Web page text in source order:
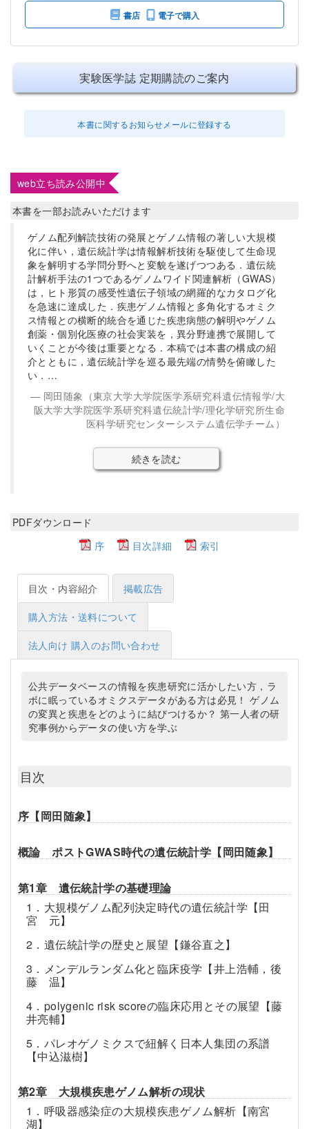
書店 電子で購入
実験医学誌 定期購読のご案内
本書に関するお知らせメールに登録する
web立ち読み公開中
本書を一部お読みいただけます
ゲノム配列解読技術の発展とゲノム情報の著しい大規模
化に伴い，遺伝統計学は情報解析技術を駆使して生命現
象を解明する学問分野へと変貌を遂げつつある．遺伝統
計解析手法の1つであるゲノムワイド関連解析（GWAS）
は，ヒト形質の感受性遺伝子領域の網羅的なカタログ化
を急速に達成した．疾患ゲノム情報と多角化するオミク
ス情報との横断的統合を通じた疾患病態の解明やゲノム
創薬・個別化医療の社会実装を，異分野連携で展開して
いくことが今後は重要となる．本稿では本書の構成の紹
介とともに，遺伝統計学を巡る最先端の情勢を俯瞰した
い．…
岡田随象（東京大学大学院医学系研究科遺伝情報学/大
阪大学大学院医学系研究科遺伝統計学/理化学研究所生命
医科学研究センターシステム遺伝学チーム）
続きを読む
PDFダウンロード
序
目次詳細 索引
目次・内容紹介 掲載広告
購入方法・送料について
法人向け 購入のお問い合わせ
公共データベースの情報を疾患研究に活かしたい方，ラ
ボに眠っているオミクスデータがある方は必見！ ゲノム
の変異と疾患をどのように結びつけるか？ 第一人者の研
究事例からデータの使い方を学ぶ
目次
序【岡田随象】
概論 ポストGWAS時代の遺伝統計学【岡田随象】
第1章 遺伝統計学の基礎理論
1．大規模ゲノム配列決定時代の遺伝統計学【田
宮 元】
2．遺伝統計学の歴史と展望【鎌谷直之】
3．メンデルランダム化と臨床疫学【井上浩輔，後
藤 温】
4．polygenic risk scoreの臨床応用とその展望【藤
井亮輔】
5．パレオゲノミクスで紐解く日本人集団の系譜
【中込滋樹】
第2章 大規模疾患ゲノム解析の現状
1．呼吸器感染症の大規模疾患ゲノム解析【南宮
湖】